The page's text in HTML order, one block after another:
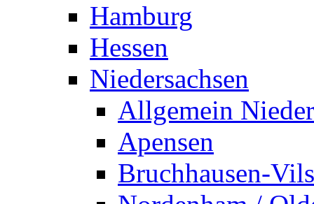
Hamburg
Hessen
Niedersachsen
Allgemein
Apensen
Bruchhausen-